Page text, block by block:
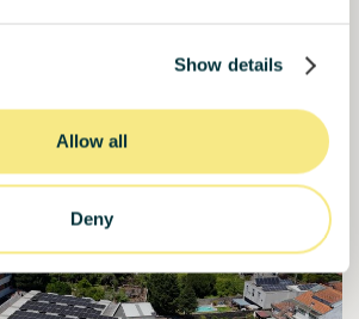
Show details
Allow all
Deny
target